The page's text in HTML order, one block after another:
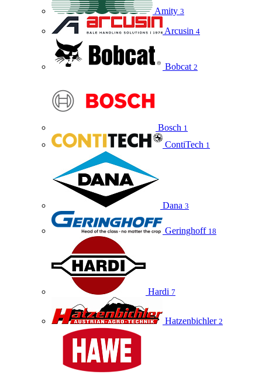
Amity 3
Arcusin 4
Bobcat 2
Bosch 1
ContiTech 1
Dana 3
Geringhoff 18
Hardi 7
Hatzenbichler 2